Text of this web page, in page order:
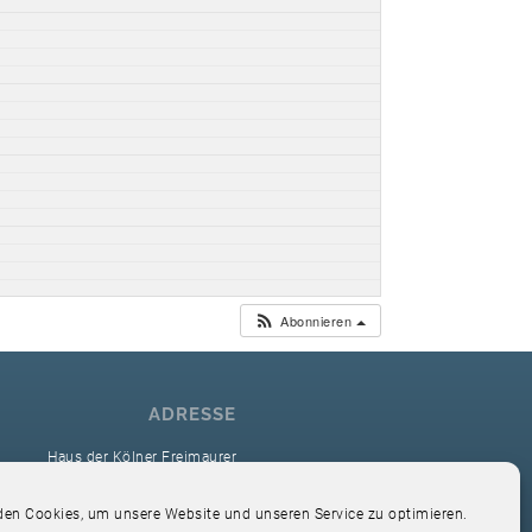
Cookies, um unsere Website und unseren Service zu optimieren.
Abonnieren
ADRESSE
Haus der Kölner Freimaurer
Hardefuststr. 9